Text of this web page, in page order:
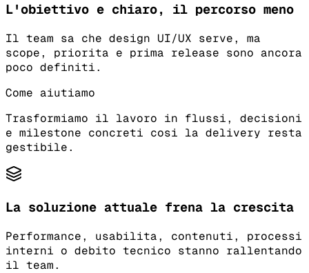
L'obiettivo e chiaro, il percorso meno
Il team sa che design UI/UX serve, ma
scope, priorita e prima release sono ancora
poco definiti.
Come aiutiamo
Trasformiamo il lavoro in flussi, decisioni
e milestone concreti cosi la delivery resta
gestibile.
La soluzione attuale frena la crescita
Performance, usabilita, contenuti, processi
interni o debito tecnico stanno rallentando
il team.